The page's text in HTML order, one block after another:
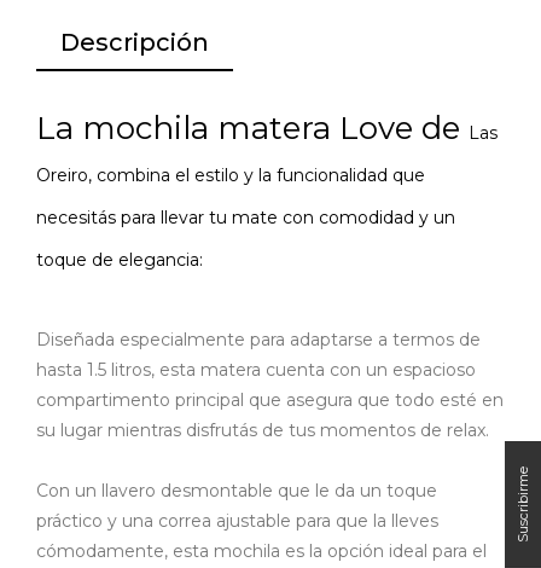
Descripción
La mochila matera Love de Las
Oreiro, combina el estilo y la funcionalidad que
necesitás para llevar tu mate con comodidad y un
toque de elegancia:
Diseñada especialmente para adaptarse a termos de
hasta 1.5 litros, esta matera cuenta con un espacioso
compartimento principal que asegura que todo esté en
su lugar mientras disfrutás de tus momentos de relax.
Con un llavero desmontable que le da un toque
práctico y una correa ajustable para que la lleves
cómodamente, esta mochila es la opción ideal para el